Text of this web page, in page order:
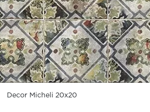
Decor Micheli 20х20